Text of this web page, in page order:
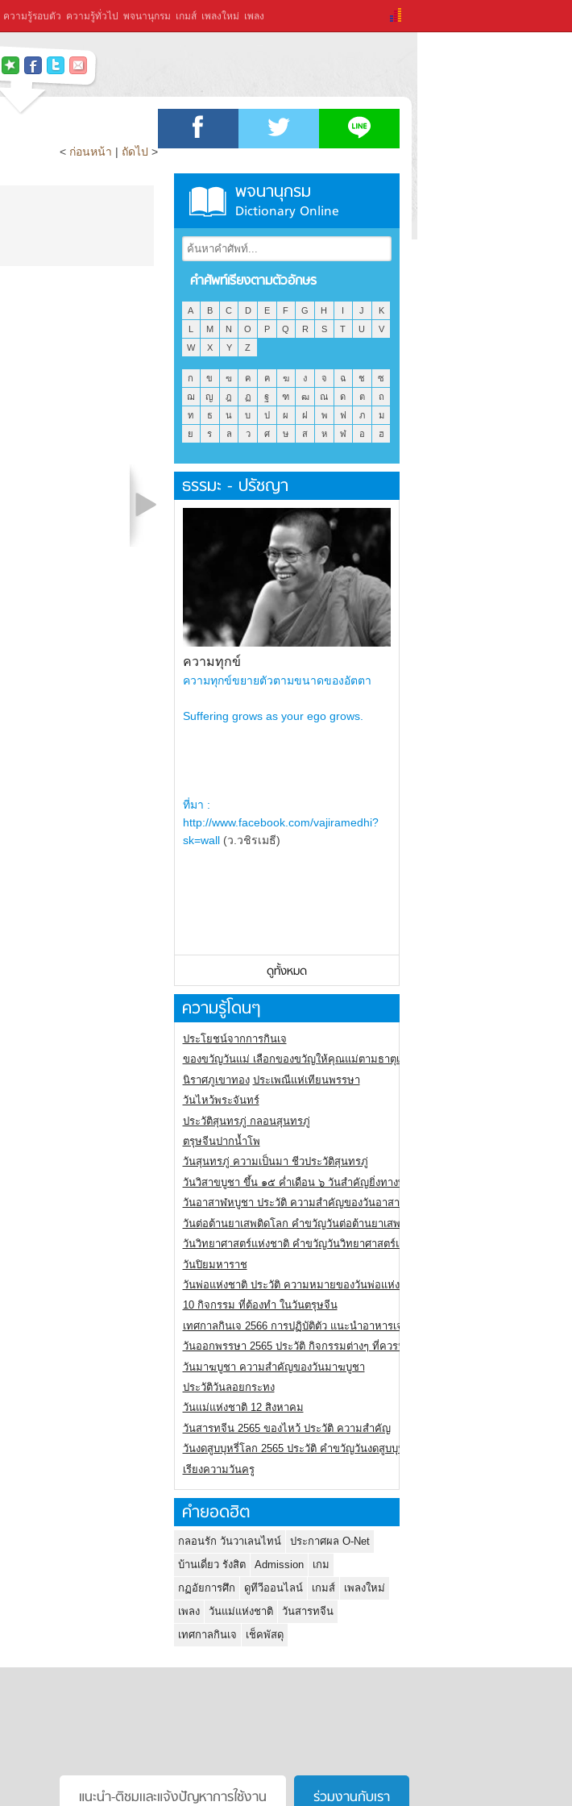
ความรู้รอบตัว ความรู้ทั่วไป พจนานุกรม เกมส์ เพลงใหม่ เพลง
< ก่อนหน้า | ถัดไป >
พจนานุกรม
Dictionary Online
คำศัพท์เรียงตามตัวอักษร
A B C D E F G H I J
K
L
M N O P Q R S T U
V
W
X Y Z
ก ข ฃ ค ฅ ฆ ง จ ฉ ช
ซ
ฌ
ญ ฎ ฏ ฐ ฑ ฒ ณ ด ต
ถ
ท
ธ น บ ป ผ ฝ พ ฟ ภ
ม
ย
ร ล ว ศ ษ ส ห ฬ อ ฮ
ธรรมะ - ปรัชญา
ความทุกข์
ความทุกข์ขยายตัวตามขนาดของอัตตา
Suffering grows as your ego grows.
ที่มา :
http://www.facebook.com/vajiramedhi?
sk=wall (ว.วชิรเมธี)
ดูทั้งหมด
ความรู้โดนๆ
ประโยชน์จากการกินเจ
ของขวัญวันแม่ เลือกของขวัญให้คุณแม่ตามธาตุเกิด
นิราศภูเขาทอง ประเพณีแห่เทียนพรรษา
วันไหว้พระจันทร์
ประวัติสุนทรภู่ กลอนสุนทรภู่
ตรุษจีนปากน้ำโพ
วันสุนทรภู่ ความเป็นมา ชีวประวัติสุนทรภู่
วันวิสาขบูชา ขึ้น ๑๕ ค่ำเดือน ๖ วันสำคัญยิ่งทางพระพุทธศาสนา
วันอาสาฬหบูชา ประวัติ ความสําคัญของวันอาสาฬหบูชา
วันต่อต้านยาเสพติดโลก คำขวัญวันต่อต้านยาเสพติดสากล
วันวิทยาศาสตร์แห่งชาติ คำขวัญวันวิทยาศาสตร์แห่งชาติ
วันปิยมหาราช
วันพ่อแห่งชาติ ประวัติ ความหมายของวันพ่อแห่งชาติ
10 กิจกรรม ที่ต้องทำ ในวันตรุษจีน
เทศกาลกินเจ 2566 การปฏิบัติตัว แนะนำอาหารเจ
วันออกพรรษา 2565 ประวัติ กิจกรรมต่างๆ ที่ควรปฏิบัติ
วันมาฆบูชา ความสำคัญของวันมาฆบูชา
ประวัติวันลอยกระทง
วันแม่แห่งชาติ 12 สิงหาคม
วันสารทจีน 2565 ของไหว้ ประวัติ ความสำคัญ
วันงดสูบบุหรี่โลก 2565 ประวัติ คำขวัญวันงดสูบบุหรี่โลก
เรียงความวันครู
คำยอดฮิต
กลอนรัก วันวาเลนไทน์
ประกาศผล O-Net
บ้านเดี่ยว รังสิต
Admission
เกม
กฏอัยการศึก
ดูทีวีออนไลน์ เกมส์
เพลงใหม่
เพลง
วันแม่แห่งชาติ
วันสารทจีน
เทศกาลกินเจ
เช็คพัสดุ
แนะนำ-ติชมเเละแจ้งปัญหาการใช้งาน ร่วมงานกับเรา